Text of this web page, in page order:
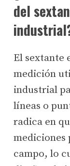
del
El sextante
medición
industrial
líneas o
radica en
mediciones
campo, lo